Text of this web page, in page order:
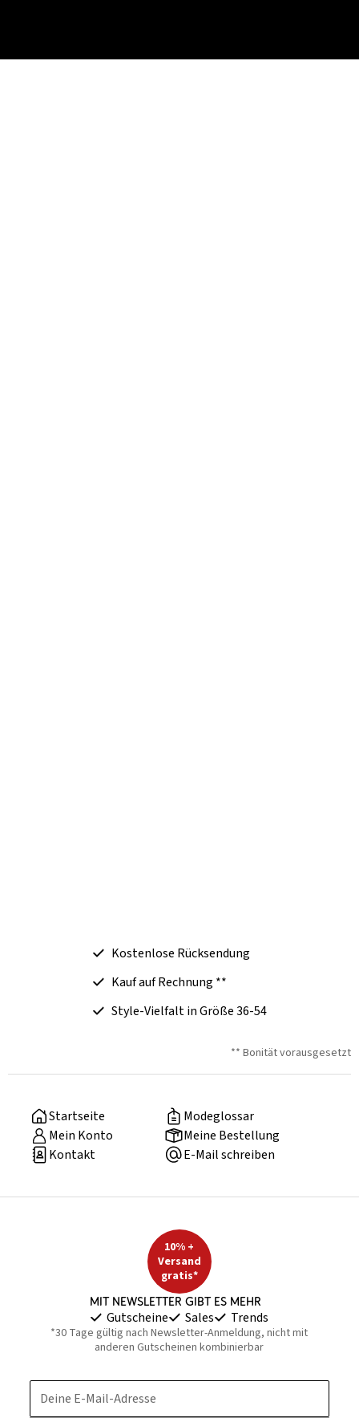
Kostenlose Rücksendung
Kauf auf Rechnung **
Style-Vielfalt in Größe 36-54
** Bonität vorausgesetzt
Startseite
Modeglossar
Mein Konto
Meine Bestellung
Kontakt
E-Mail schreiben
10% +
Versand
gratis*
Mit Newsletter gibt es mehr
Gutscheine Sales Trends
*30 Tage gültig nach Newsletter-Anmeldung, nicht mit
anderen Gutscheinen kombinierbar
Deine E-Mail-Adresse